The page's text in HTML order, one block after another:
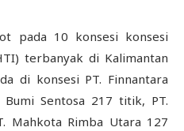
pada 10 konsesi konsesi
terbanyak di Kalimantan
di konsesi PT. Finnantara
Sentosa 217 titik, PT.
Mahkota Rimba Utara 127